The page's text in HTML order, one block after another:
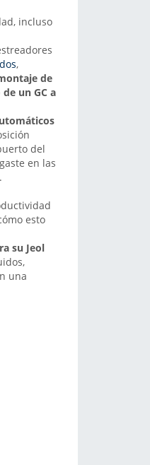
incluso
,
de
un GC a
del
en las
esto
su Jeol
una